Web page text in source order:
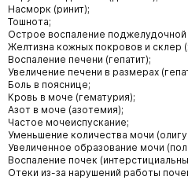
Насморк (ринит);
Тошнота;
Острое воспаление поджелудочной
Желтизна кожных покровов и склер
Воспаление печени (гепатит);
Увеличение печени в размерах
Боль в пояснице;
Кровь в моче (гематурия);
Азот в моче (азотемия);
Частое мочеиспускание;
Уменьшение количества мочи
Увеличенное образование мочи
Воспаление почек
Отеки из-за нарушений работы